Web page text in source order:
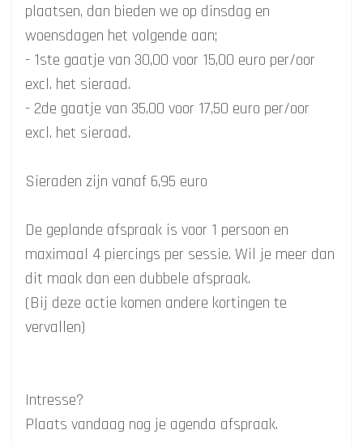
plaatsen, dan bieden we op dinsdag en
woensdagen het volgende aan;
- 1ste gaatje van 30,00 voor 15,00 euro per/oor
excl. het sieraad.
- 2de gaatje van 35,00 voor 17,50 euro per/oor
excl. het sieraad.
Sieraden zijn vanaf 6,95 euro
De geplande afspraak is voor 1 persoon en
maximaal 4 piercings per sessie. Wil je meer dan
dit maak dan een dubbele afspraak.
(Bij deze actie komen andere kortingen te
vervallen)
Intresse?
Plaats vandaag nog je agenda afspraak.